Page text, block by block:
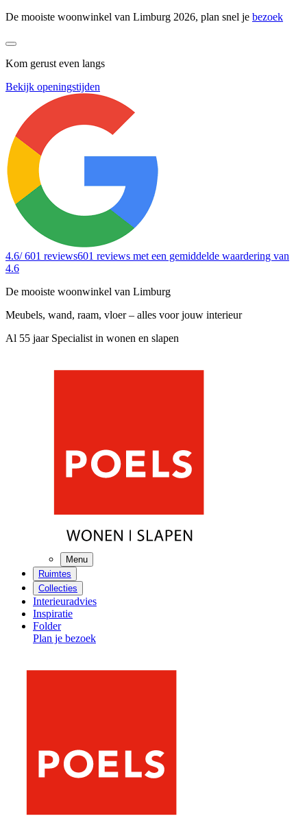
De mooiste woonwinkel van Limburg 2026, plan snel je bezoek
Kom gerust even langs
Bekijk openingstijden
4.6/ 601 reviews601 reviews met een gemiddelde waardering van
4.6
De mooiste woonwinkel van Limburg
Meubels, wand, raam, vloer – alles voor jouw interieur
Al 55 jaar Specialist in wonen en slapen
Menu
Ruimtes
Collecties
Interieuradvies
Inspiratie
Folder
Plan je bezoek